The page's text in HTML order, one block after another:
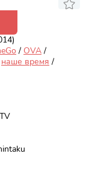
/ OVA /
наше время /